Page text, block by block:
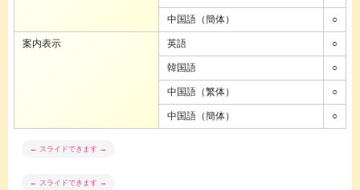
中国語（簡体） ○
案内表示 英語 ○
韓国語 ○
中国語（繁体） ○
中国語（簡体） ○